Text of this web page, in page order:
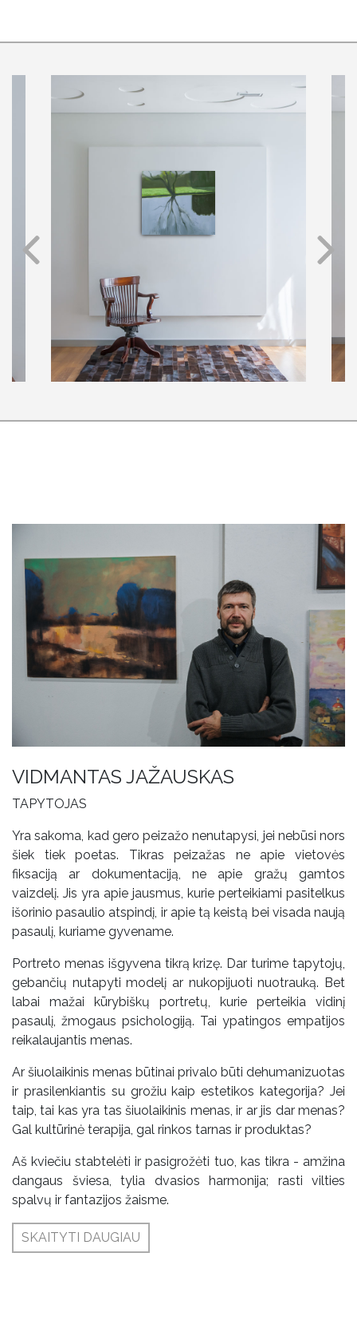
VIDMANTAS JAŽAUSKAS
TAPYTOJAS
Yra sakoma, kad gero peizažo nenutapysi, jei nebūsi nors
šiek tiek poetas. Tikras peizažas ne apie vietovės
fiksaciją ar dokumentaciją, ne apie gražų gamtos
vaizdelį. Jis yra apie jausmus, kurie perteikiami pasitelkus
išorinio pasaulio atspindį, ir apie tą keistą bei visada naują
pasaulį, kuriame gyvename.
Portreto menas išgyvena tikrą krizę. Dar turime tapytojų,
gebančių nutapyti modelį ar nukopijuoti nuotrauką. Bet
labai mažai kūrybiškų portretų, kurie perteikia vidinį
pasaulį, žmogaus psichologiją. Tai ypatingos empatijos
reikalaujantis menas.
Ar šiuolaikinis menas būtinai privalo būti dehumanizuotas
ir prasilenkiantis su grožiu kaip estetikos kategorija? Jei
taip, tai kas yra tas šiuolaikinis menas, ir ar jis dar menas?
Gal kultūrinė terapija, gal rinkos tarnas ir produktas?
Aš kviečiu stabtelėti ir pasigrožėti tuo, kas tikra - amžina
dangaus šviesa, tylia dvasios harmonija; rasti vilties
spalvų ir fantazijos žaisme.
SKAITYTI DAUGIAU